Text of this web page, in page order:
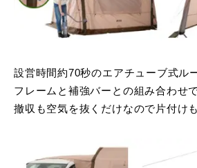
設営時間約70秒のエアチューブ式ル
フレームと補強バーとの組み合わせ
撤収も空気を抜くだけなので片付け